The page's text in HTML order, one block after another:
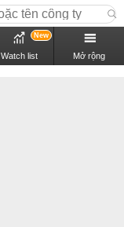
Watch list
New
Mở rộng